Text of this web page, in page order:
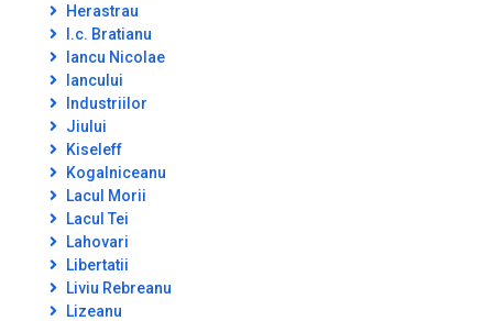
Herastrau
I.c. Bratianu
Iancu Nicolae
Iancului
Industriilor
Jiului
Kiseleff
Kogalniceanu
Lacul Morii
Lacul Tei
Lahovari
Libertatii
Liviu Rebreanu
Lizeanu